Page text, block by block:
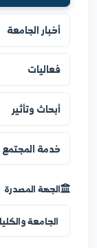
أخبار الجامعة
فعاليات
أبحاث وتأثير